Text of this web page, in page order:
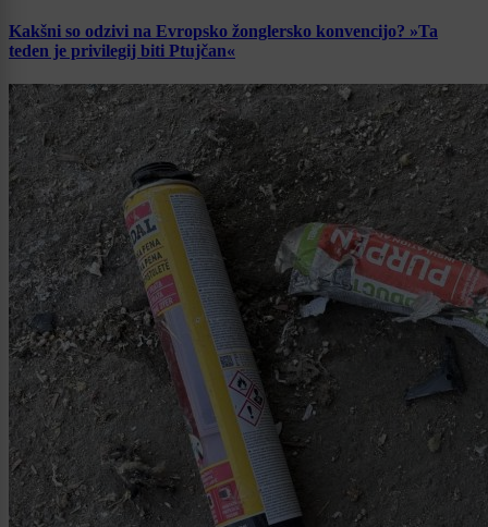
Kakšni so odzivi na Evropsko žonglersko konvencijo? »Ta
teden je privilegij biti Ptujčan«